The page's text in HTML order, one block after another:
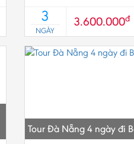
3
NGÀY
3.600.000đ
Tour Đà Nẵng 4 ngày đi